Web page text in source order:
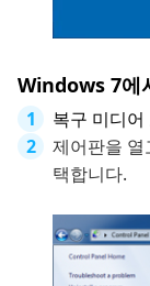
Windows 7에
복구 미디
제어판을 열
택합니다.